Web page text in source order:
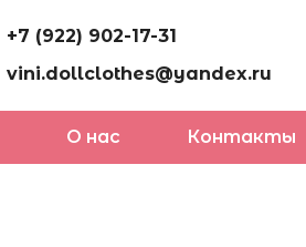
+7 (922) 902-17-31
vini.dollclothes@yandex.ru
О нас Контакты